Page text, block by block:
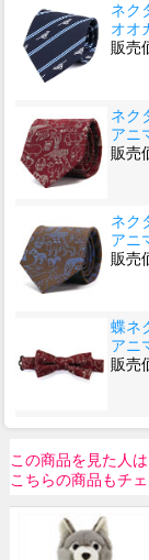
ネク
オオ
販売
ネク
アニ
販売
ネク
アニ
販売
蝶ネ
アニ
販売
この商品を見た人は
こちらの商品もチ